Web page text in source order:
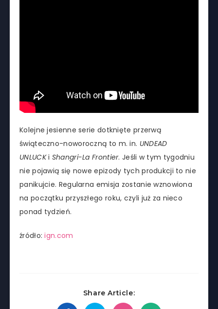
Kolejne jesienne serie dotknięte przerwą
świąteczno-noworoczną to m. in. UNDEAD
UNLUCKi Shangri-La Frontier. Jeśli w tym tygodniu
nie pojawią się nowe epizody tych produkcji to nie
panikujcie. Regularna emisja zostanie wznowiona
na początku przyszłego roku, czyli już za nieco
ponad tydzień.
źródło:ign.com
Share Article: